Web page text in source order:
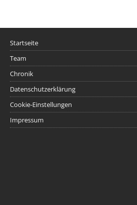
Startseite
Team
Chronik
Datenschutzerklärung
Cookie-Einstellungen
Impressum